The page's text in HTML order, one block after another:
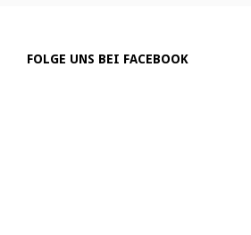
FOLGE UNS BEI FACEBOOK